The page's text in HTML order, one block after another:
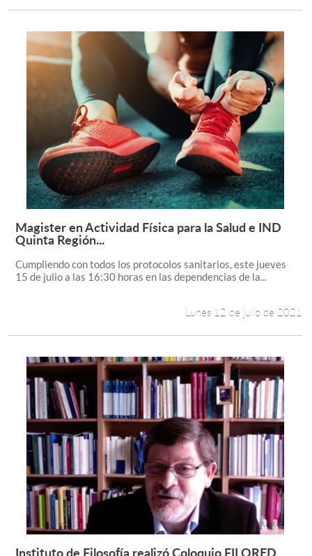
Leer más +
Magister en Actividad Física para la Salud e IND
Quinta Región...
Cumpliendo con todos los protocolos sanitarios, este jueves
15 de julio a las 16:30 horas en las dependencias de la...
Lunes 12 de julio de 2021
Instituto de Filosofía realizó Coloquio FILORED